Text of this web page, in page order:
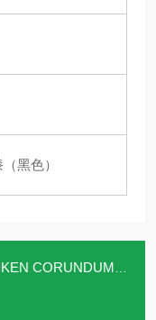
黑色）
研磨布AA-400